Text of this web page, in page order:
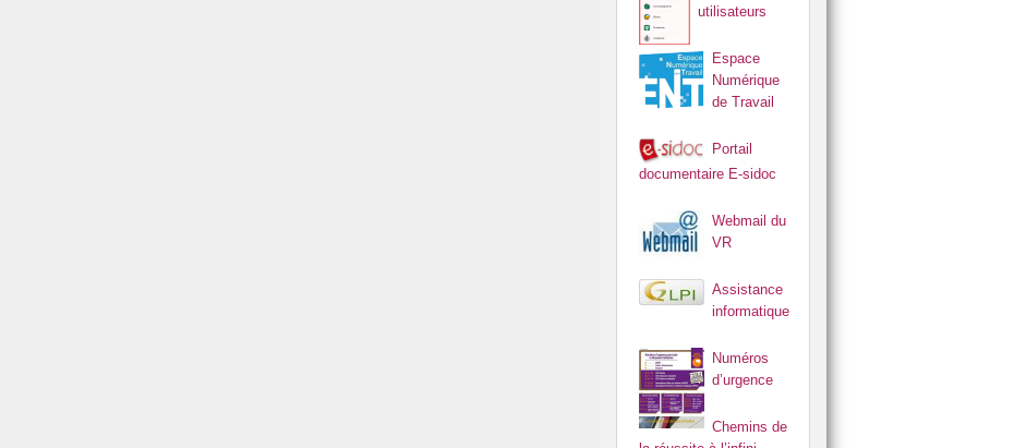
utilisateurs
Espace
Numérique
de Travail
Portail
documentaire E-sidoc
Webmail du
VR
Assistance
informatique
Numéros
d’urgence
Chemins de